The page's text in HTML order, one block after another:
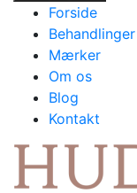
Forside
Behandlinger
Mærker
Om os
Blog
Kontakt